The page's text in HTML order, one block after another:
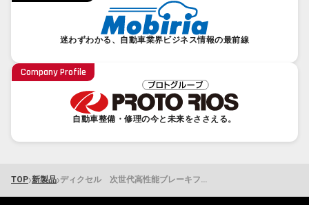
迷わずわかる、自動車業界ビジネス情報の最前線
Company Profile
自動車整備・修理の今と未来をささえる。
TOP›新製品› ディクセル 次世代高性能ブレーキフルード「DOT5.1EHV」